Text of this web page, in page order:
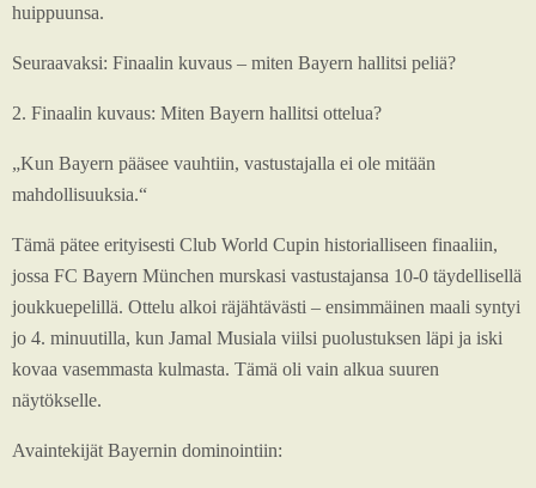
huippuunsa.
Seuraavaksi: Finaalin kuvaus – miten Bayern hallitsi peliä?
2. Finaalin kuvaus: Miten Bayern hallitsi ottelua?
„Kun Bayern pääsee vauhtiin, vastustajalla ei ole mitään
mahdollisuuksia.“
Tämä pätee erityisesti Club World Cupin historialliseen finaaliin,
jossa FC Bayern München murskasi vastustajansa 10-0 täydellisellä
joukkuepelillä. Ottelu alkoi räjähtävästi – ensimmäinen maali syntyi
jo 4. minuutilla, kun Jamal Musiala viilsi puolustuksen läpi ja iski
kovaa vasemmasta kulmasta. Tämä oli vain alkua suuren
näytökselle.
Avaintekijät Bayernin dominointiin: